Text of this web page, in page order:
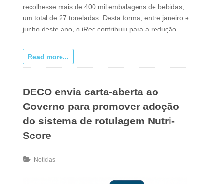
recolhesse mais de 400 mil embalagens de bebidas,
um total de 27 toneladas. Desta forma, entre janeiro e
junho deste ano, o iRec contribuiu para a redução…
Read more...
DECO envia carta-aberta ao
Governo para promover adoção
do sistema de rotulagem Nutri-
Score
Notícias